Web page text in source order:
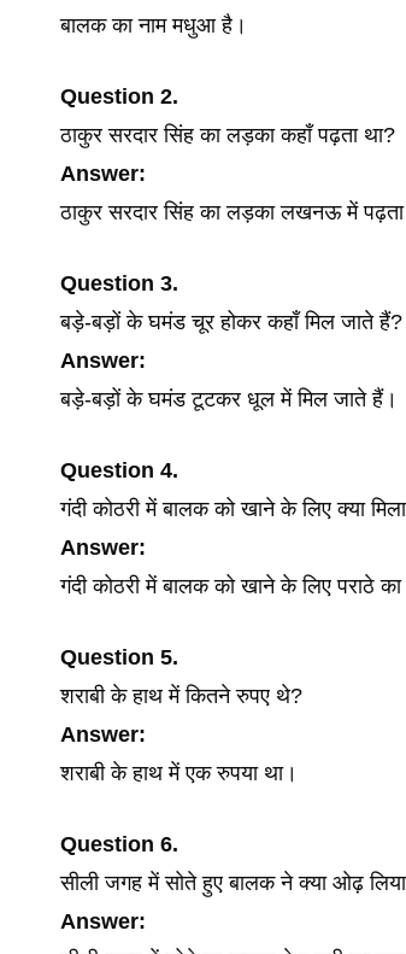
बालक का नाम मधुआ है।
Question 2.
ठाकुर सरदार सिंह का लड़का कहाँ पढ़ता था?
Answer:
ठाकुर सरदार सिंह का लड़का लखनऊ में पढ़ता
Question 3.
बड़े-बड़ों के घमंड चूर होकर कहाँ मिल जाते हैं?
Answer:
बड़े-बड़ों के घमंड टूटकर धूल में मिल जाते हैं।
Question 4.
गंदी कोठरी में बालक को खाने के लिए क्या
Answer:
गंदी कोठरी में बालक को खाने के लिए पराठे
Question 5.
शराबी के हाथ में कितने रुपए थे?
Answer:
शराबी के हाथ में एक रुपया था।
Question 6.
सीली जगह में सोते हुए बालक ने क्या ओढ़
Answer: